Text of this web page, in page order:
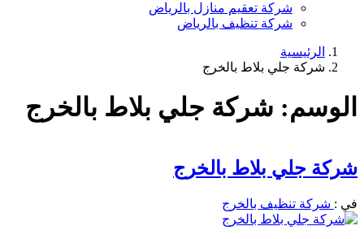
شركة تعقيم منازل بالرياض
شركة تنظيف بالرياض
الرئيسية
شركة جلي بلاط بالخرج
الوسم: شركة جلي بلاط بالخرج
شركة جلي بلاط بالخرج
في : شركة تنظيف بالخرج